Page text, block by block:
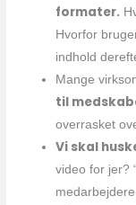
formater.
Hvorfor
indhold
Mange
til
overrasket
Vi skal
video for jer?